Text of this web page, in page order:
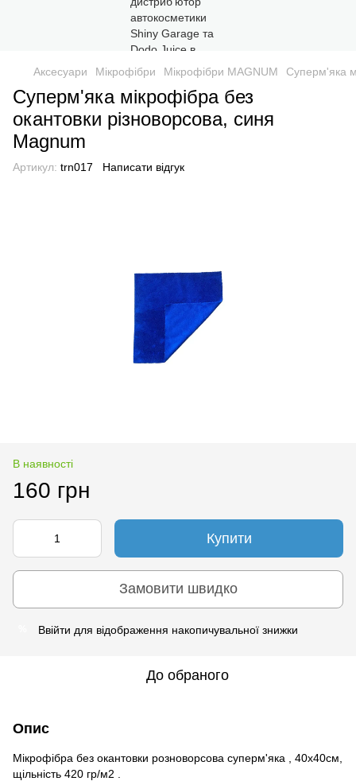
Аксесуари Мікрофібри Мікрофібри MAGNUM Cуперм'яка
Cуперм'яка мікрофібра без
окантовки різноворсова, синя
Magnum
Артикул: trn017 Написати відгук
В наявності
160 грн
Купити
Замовити швидко
Ввійти для відображення накопичувальної знижки
До обраного
Опис
Мікрофібра без окантовки розноворсова суперм'яка , 40х40см,
щільність 420 гр/м2 .